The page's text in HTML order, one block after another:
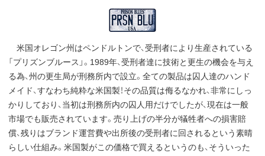
米国オレゴン州はペンドルトンで、受刑者により生産されている
「プリズンブルース」。1989年、受刑者達に技術と更生の機会を与え
る為、州の更生局が刑務所内で設立。全ての製品は囚人達のハンド
メイド、すなわち純粋な米国製！その品質は侮るなかれ、非常にしっ
かりしており、当初は刑務所内の囚人用だけでしたが、現在は一般
市場でも販売されています。売り上げの半分が犠牲者への損害賠
償、残りはブランド運営費や出所後の受刑者に回されるという素晴
らしい仕組み。米国製がこの価格で買えるというのも、そういった